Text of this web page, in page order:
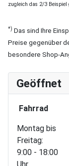
zugleich das 2/3 Beispiel
*) Das sind Ihre
Preise gegenüber
besondere Shop-
Geöffnet
Fahrrad
Montag bis
Freitag:
9:00 - 18:00